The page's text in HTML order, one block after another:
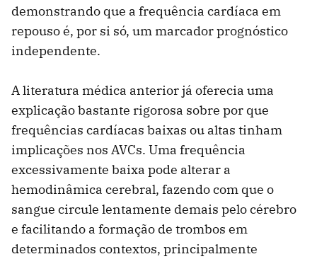
demonstrando que a frequência cardíaca em
repouso é, por si só, um marcador prognóstico
independente.
A literatura médica anterior já oferecia uma
explicação bastante rigorosa sobre por que
frequências cardíacas baixas ou altas tinham
implicações nos AVCs. Uma frequência
excessivamente baixa pode alterar a
hemodinâmica cerebral, fazendo com que o
sangue circule lentamente demais pelo cérebro
e facilitando a formação de trombos em
determinados contextos, principalmente